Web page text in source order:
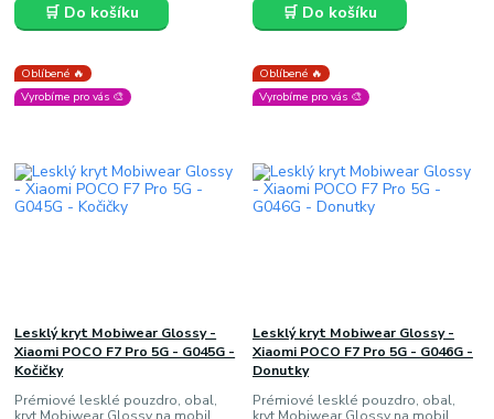
🛒 Do košíku 🛒 Do košíku
Oblíbené 🔥
Vyrobíme pro vás 🎨
Lesklý kryt Mobiwear Glossy -
Xiaomi POCO F7 Pro 5G - G045G -
Kočičky
Prémiové lesklé pouzdro, obal,
Oblíbené 🔥
Vyrobíme pro vás 🎨
Lesklý kryt Mobiwear Glossy -
Xiaomi POCO F7 Pro 5G - G046G -
Donutky
Prémiové lesklé pouzdro, obal,